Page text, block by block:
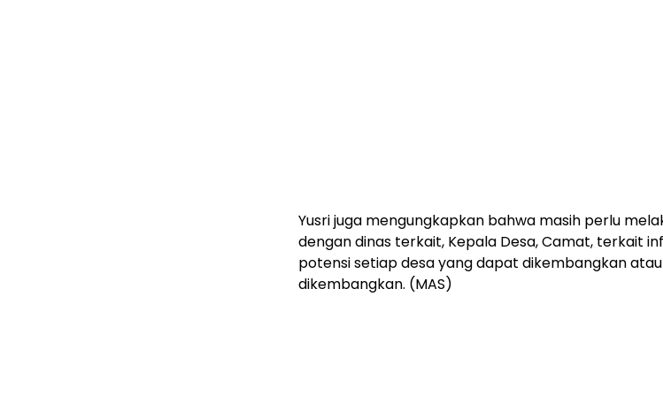
Yusri juga mengungkapkan bahwa masih perlu
dengan dinas terkait, Kepala Desa, Camat, terkait
potensi setiap desa yang dapat dikembangkan
dikembangkan. (MAS)